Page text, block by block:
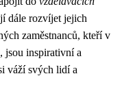
dále rozvíjet jejich
zaměstnanců, kteří v
jsou inspirativní a
váží svých lidí a